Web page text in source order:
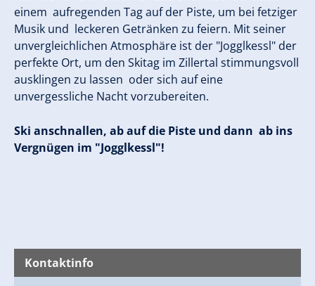
einem aufregenden Tag auf der Piste, um bei fetziger
Musik und leckeren Getränken zu feiern. Mit seiner
unvergleichlichen Atmosphäre ist der "Jogglkessl" der
perfekte Ort, um den Skitag im Zillertal stimmungsvoll
ausklingen zu lassen oder sich auf eine
unvergessliche Nacht vorzubereiten.
Ski anschnallen, ab auf die Piste und dann ab ins
Vergnügen im "Jogglkessl"!
Kontaktinfo